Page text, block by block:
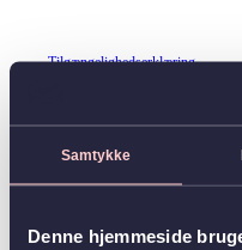
Samtykke
Denne hjemmeside
Tilgængelighedserklæring